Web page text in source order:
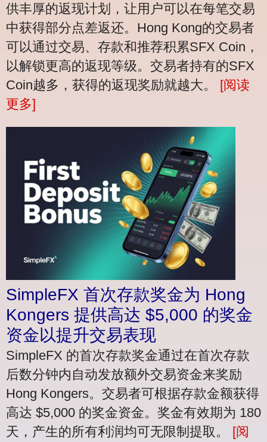
供丰厚的返现计划，让用户可以在每笔交易
中获得部分点差返还。Hong Kong的交易者
可以通过交易、存款和推荐积累SFX Coin，
以解锁更高的返现等级。交易者持有的SFX
Coin越多，获得的返现奖励就越大。 [阅读
更多]
SimpleFX 首次存款奖金为 Hong
Kongers 提供高达 $5,000 的奖金
资金以提升交易表现
SimpleFX 的首次存款奖金通过在首次存款
后数分钟内自动发放额外交易资金来奖励
Hong Kongers。交易者可根据存款金额获得
高达 $5,000 的奖金资金。奖金有效期为 180
天，产生的所有利润均可无限制提取。 [阅